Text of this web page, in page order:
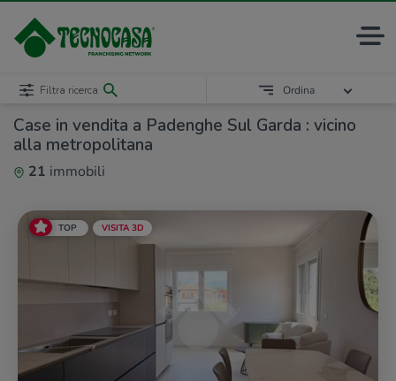
Case in vendita a Padenghe Sul Garda : vicino
alla metropolitana
21 immobili
Filtra ricerca Ordina
TOP VISITA 3D